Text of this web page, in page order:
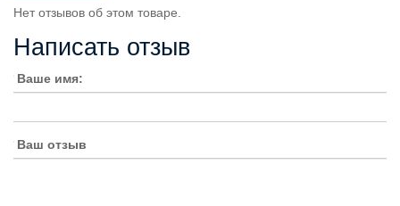
Нет отзывов об этом товаре.
Написать отзыв
Ваше имя:
Ваш отзыв